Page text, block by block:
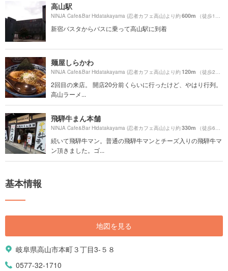
高山駅
NINJA Cafe&Bar Hidatakayama (忍者カフェ高山)より約600m （徒歩10分）
新宿バスタからバスに乗って高山駅に到着
麺屋しらかわ
NINJA Cafe&Bar Hidatakayama (忍者カフェ高山)より約120m （徒歩2分）
2回目の来店。 開店20分前くらいに行ったけど、やはり行列。
高山ラーメ...
飛騨牛まん本舗
NINJA Cafe&Bar Hidatakayama (忍者カフェ高山)より約330m （徒歩6分）
続いて飛騨牛マン。普通の飛騨牛マンとチーズ入りの飛騨牛マ
ン頂きました。ゴ...
基本情報
地図を見る
岐阜県高山市本町３丁目3-５８
0577-32-1710